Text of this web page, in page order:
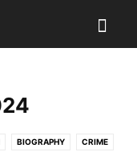
BIOGRAPHY CRIME